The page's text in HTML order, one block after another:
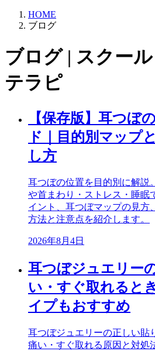
HOME
ブログ
ブログ | スクー
テラピ
【保存版】耳つぼ
ド｜目的別マップ
し方
耳つぼの位置を目的別に解説
や首まわり・ストレス・睡眠
イント、耳つぼマップの見方
方法と注意点を紹介します。
2026年8月4日
耳つぼジュエリー
い・すぐ取れると
イプもおすすめ
耳つぼジュエリーの正しい貼
痛い・すぐ取れる原因と対処